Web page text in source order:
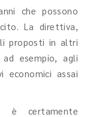
che possono
La direttiva,
proposti in altri
esempio, agli
economici assai
è certamente